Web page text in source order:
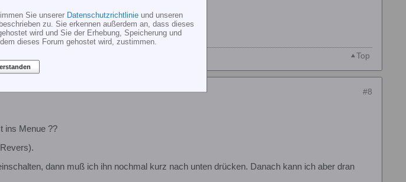
Top
#8
ins Menue ??
dann muß ich ihn nochmal kurz nach unten drücken. Danach kann ich aber dran
Sie unserer Datenschutzrichtlinie und unseren
zu. Sie erkennen außerdem an, dass dieses
wird und Sie der Erhebung, Speicherung und
dieses Forum gehostet wird, zustimmen.